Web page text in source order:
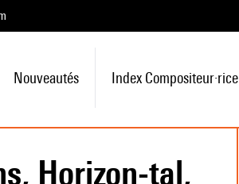
Nouveautés Index Compositeur·rice
Horizon-tal,